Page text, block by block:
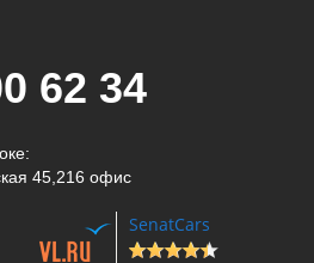
62 34
45,216 офис
SenatCars